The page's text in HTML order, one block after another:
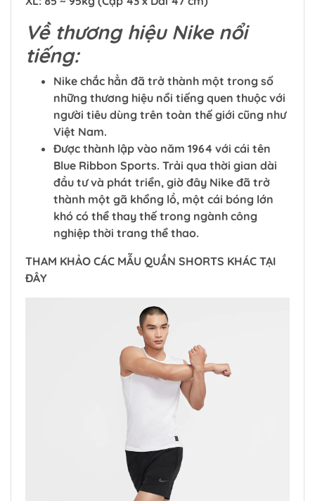
Về thương hiệu Nike nổi
tiếng:
Nike chắc hẳn đã trở thành một trong số
những thương hiệu nổi tiếng quen thuộc với
người tiêu dùng trên toàn thế giới cũng như
Việt Nam.
Được thành lập vào năm 1964 với cái tên
Blue Ribbon Sports. Trải qua thời gian dài
đầu tư và phát triển, giờ đây Nike đã trở
thành một gã khổng lồ, một cái bóng lớn
khó có thể thay thế trong ngành công
nghiệp thời trang thể thao.
THAM KHẢO CÁC MẪU QUẦN SHORTS KHÁC TẠI
ĐÂY